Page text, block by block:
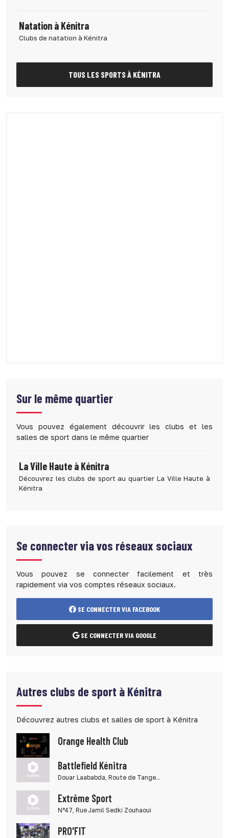
Natation à Kénitra
Clubs de natation à Kénitra
TOUS LES SPORTS À KÉNITRA
Sur le même quartier
Vous pouvez également découvrir les clubs et les
salles de sport dans le même quartier
La Ville Haute à Kénitra
Découvrez les clubs de sport au quartier La Ville Haute à
Kénitra
Se connecter via vos réseaux sociaux
Vous pouvez se connecter facilement et très
rapidement via vos comptes réseaux sociaux.
SE CONNECTER VIA FACEBOOK
SE CONNECTER VIA GOOGLE
Autres clubs de sport à Kénitra
Découvrez autres clubs et salles de sport à Kénitra
Orange Health Club
Battlefield Kénitra
Douar Laababda, Route de Tange...
Extrême Sport
N°47, Rue Jamil Sedki Zouhaoui
PRO'FIT